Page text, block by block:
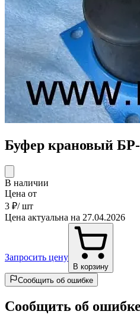
Буфер крановый
В наличии
Цена от
3 ₽/ шт
Цена актуальна на 27.04.2026
Запросить цену
В корзину
Сообщить об ошибке
Сообщить об ошибке